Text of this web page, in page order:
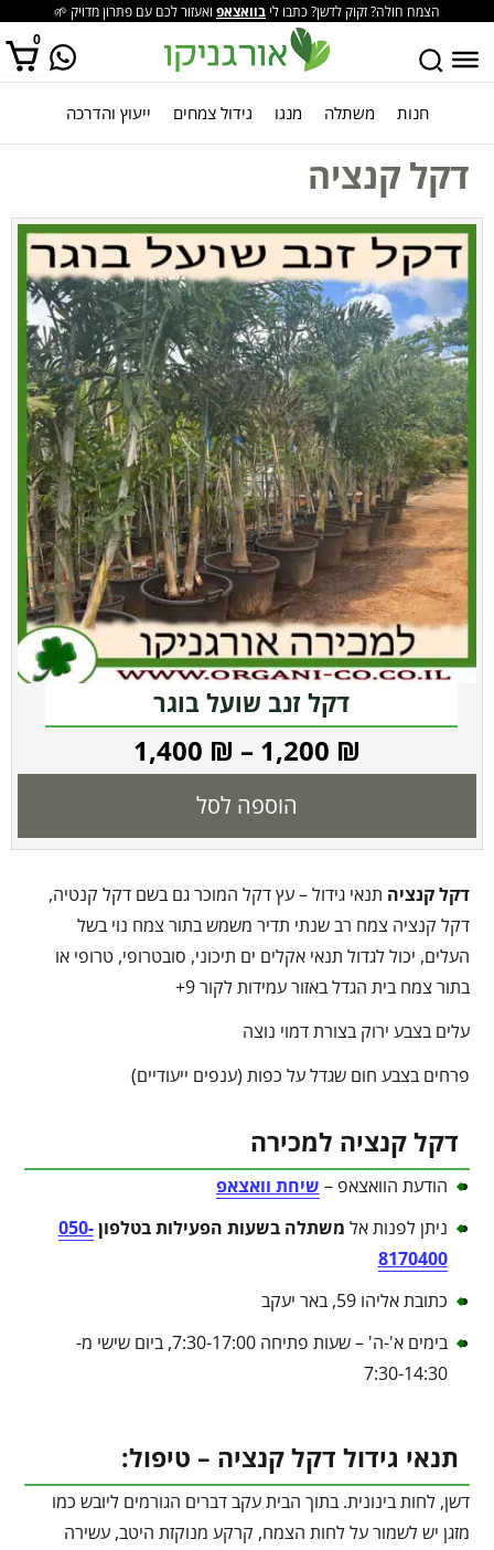
הצמח חולה? זקוק לדשן? כתבו לי בוואצאפ ואעזור לכם עם פתרון מדויק 🌱
0
אין מוצרים בסל הקניות. חנות משתלה מנגו גידול צמחים ייעוץ והדרכה
דקל קנציה
דקל זנב שועל בוגר
1,200 ₪
–
1,400 ₪
הוספה לסל
דקל קנציה תנאי גידול – עץ דקל המוכר גם בשם דקל קנטיה,
דקל קנציה צמח רב שנתי תדיר משמש בתור צמח נוי בשל
העלים, יכול לגדול תנאי אקלים ים תיכוני, סובטרופי, טרופי או
בתור צמח בית הגדל באזור עמידות לקור 9+
עלים בצבע ירוק בצורת דמוי נוצה
פרחים בצבע חום שגדל על כפות (ענפים ייעודיים)
דקל קנציה למכירה
הודעת הוואצאפ – שיחת וואצאפ
ניתן לפנות אל משתלה בשעות הפעילות בטלפון050-
8170400
כתובת אליהו 59, באר יעקב
בימים א'-ה' – שעות פתיחה 7:30-17:00, ביום שישי מ-
7:30-14:30
תנאי גידול דקל קנציה – טיפול:
דשן, לחות בינונית. בתוך הבית עקב דברים הגורמים ליובש כמו
מזגן יש לשמור על לחות הצמח, קרקע מנוקזת היטב, עשירה